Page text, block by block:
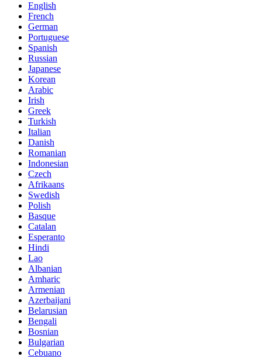
English
French
German
Portuguese
Spanish
Russian
Japanese
Korean
Arabic
Irish
Greek
Turkish
Italian
Danish
Romanian
Indonesian
Czech
Afrikaans
Swedish
Polish
Basque
Catalan
Esperanto
Hindi
Lao
Albanian
Amharic
Armenian
Azerbaijani
Belarusian
Bengali
Bosnian
Bulgarian
Cebuano